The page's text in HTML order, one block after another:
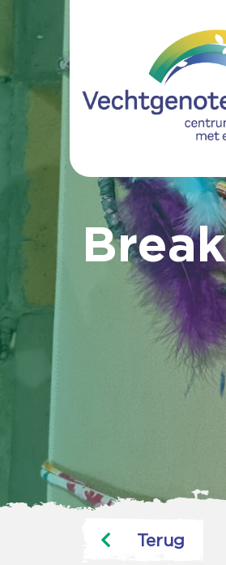
Terug